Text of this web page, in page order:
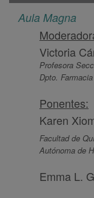
Aula Magna
Victoria
Profesora
Dpto.
Ponentes:
Karen
Facultad de
Autónoma de
Emma L.